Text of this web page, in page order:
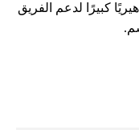
كبيرًا لدعم الفريق